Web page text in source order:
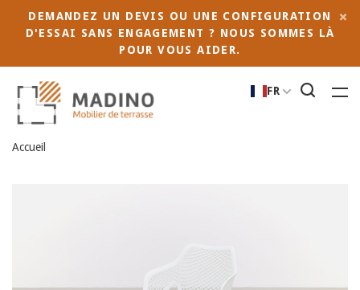
DEMANDEZ UN DEVIS OU UNE CONFIGURATION
D'ESSAI SANS ENGAGEMENT ? NOUS SOMMES LÀ
POUR VOUS AIDER.
FR
Accueil